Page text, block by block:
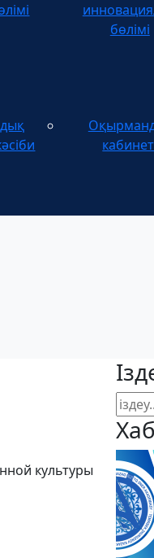
бөлімі
культуры